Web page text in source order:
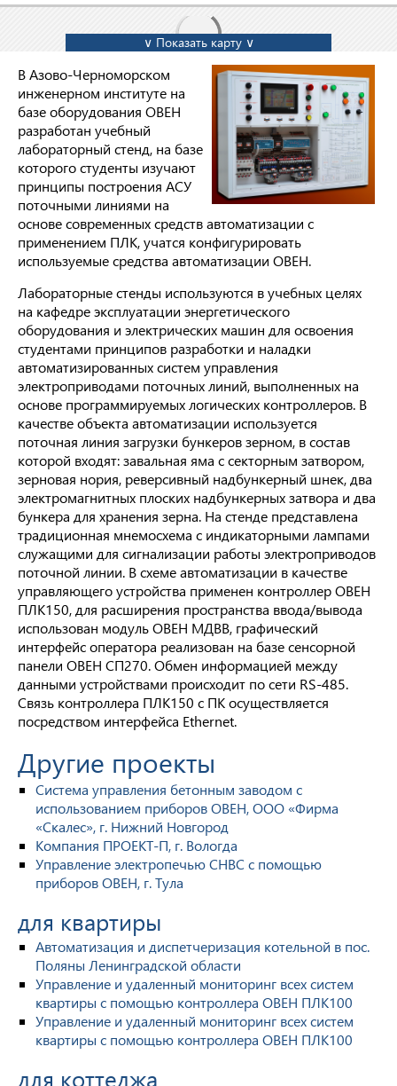
∨ Показать карту ∨
В Азово-Черноморском
инженерном институте на
базе оборудования ОВЕН
разработан учебный
лабораторный стенд, на базе
которого студенты изучают
принципы построения АСУ
поточными линиями на
основе современных средств автоматизации с
применением ПЛК, учатся конфигурировать
используемые средства автоматизации ОВЕН.
Лабораторные стенды используются в учебных целях
на кафедре эксплуатации энергетического
оборудования и электрических машин для освоения
студентами принципов разработки и наладки
автоматизированных систем управления
электроприводами поточных линий, выполненных на
основе программируемых логических контроллеров. В
качестве объекта автоматизации используется
поточная линия загрузки бункеров зерном, в состав
которой входят: завальная яма с секторным затвором,
зерновая нория, реверсивный надбункерный шнек, два
электромагнитных плоских надбункерных затвора и два
бункера для хранения зерна. На стенде представлена
традиционная мнемосхема с индикаторными лампами
служащими для сигнализации работы электроприводов
поточной линии. В схеме автоматизации в качестве
управляющего устройства применен контроллер ОВЕН
ПЛК150, для расширения пространства ввода/вывода
использован модуль ОВЕН МДВВ, графический
интерфейс оператора реализован на базе сенсорной
панели ОВЕН СП270. Обмен информацией между
данными устройствами происходит по сети RS-485.
Связь контроллера ПЛК150 с ПК осуществляется
посредством интерфейса Ethernet.
Другие проекты
Система управления бетонным заводом с
использованием приборов ОВЕН, ООО «Фирма
«Скалес», г. Нижний Новгород
Компания ПРОЕКТ-П, г. Вологда
Управление электропечью СНВС с помощью
приборов ОВЕН, г. Тула
для квартиры
Автоматизация и диспетчеризация котельной в пос.
Поляны Ленинградской области
Управление и удаленный мониторинг всех систем
квартиры с помощью контроллера ОВЕН ПЛК100
Управление и удаленный мониторинг всех систем
квартиры с помощью контроллера ОВЕН ПЛК100
для коттеджа